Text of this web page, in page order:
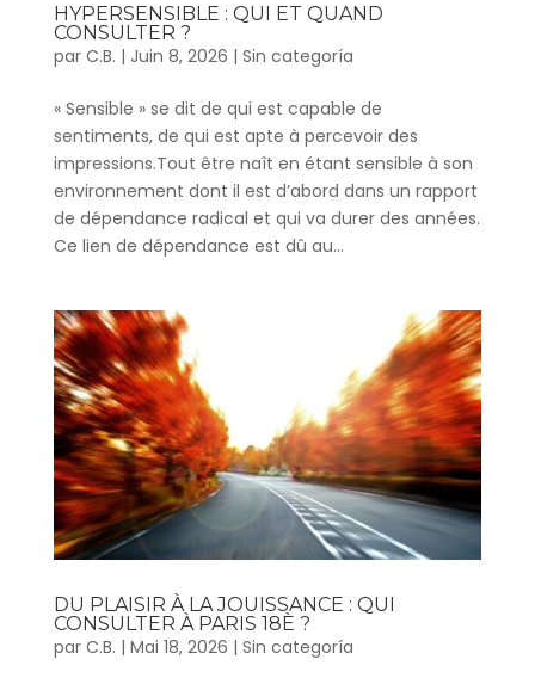
HYPERSENSIBLE : QUI ET QUAND
CONSULTER ?
par C.B. | Juin 8, 2026 | Sin categoría
« Sensible » se dit de qui est capable de
sentiments, de qui est apte à percevoir des
impressions.Tout être naît en étant sensible à son
environnement dont il est d’abord dans un rapport
de dépendance radical et qui va durer des années.
Ce lien de dépendance est dû au...
DU PLAISIR À LA JOUISSANCE : QUI
CONSULTER À PARIS 18È ?
par C.B. | Mai 18, 2026 | Sin categoría